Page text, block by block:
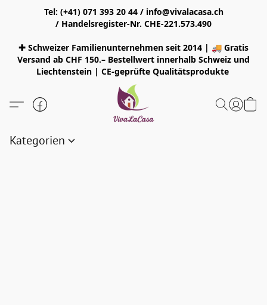
Tel: (+41) 071 393 20 44 / info@vivalacasa.ch
/ Handelsregister-Nr. CHE-221.573.490
✚ Schweizer Familienunternehmen seit 2014 | 🚚 Gratis
Versand ab CHF 150.– Bestellwert innerhalb Schweiz und
Liechtenstein | CE-geprüfte Qualitätsprodukte
Kategorien